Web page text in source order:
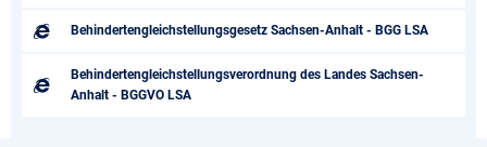
Behindertengleichstellungsgesetz Sachsen-Anhalt - BGG LSA
Behindertengleichstellungsverordnung des Landes Sachsen-
Anhalt - BGGVO LSA